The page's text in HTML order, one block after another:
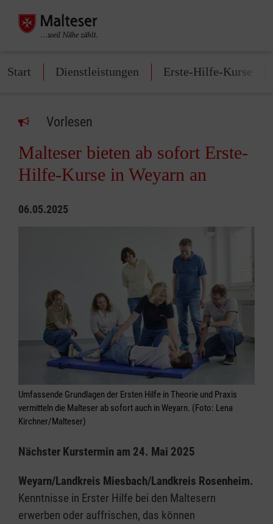
Start Dienstleistungen Erste-Hilfe-Kurse
Vorlesen
Malteser bieten ab sofort Erste-
Hilfe-Kurse in Weyarn an
06.05.2025
Umfassende Grundlagen der Ersten Hilfe in Theorie und Praxis
vermitteln die Malteser ab sofort auch in Weyarn. (Foto: Lena
Kirchner/Malteser)
Nächster Kurstermin am 24. Mai 2025
Weyarn/Landkreis Miesbach/Landkreis Rosenheim.
Kenntnisse in Erster Hilfe bei den Maltesern
erwerben oder auffrischen, das können